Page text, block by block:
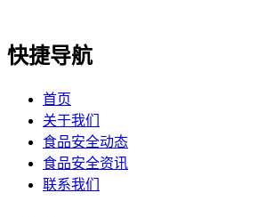
快捷导航
首页
关于我们
食品安全动态
食品安全资讯
联系我们